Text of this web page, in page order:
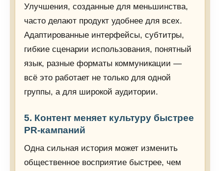
Улучшения, созданные для меньшинства,
часто делают продукт удобнее для всех.
Адаптированные интерфейсы, субтитры,
гибкие сценарии использования, понятный
язык, разные форматы коммуникации —
всё это работает не только для одной
группы, а для широкой аудитории.
5. Контент меняет культуру быстрее
PR-кампаний
Одна сильная история может изменить
общественное восприятие быстрее, чем